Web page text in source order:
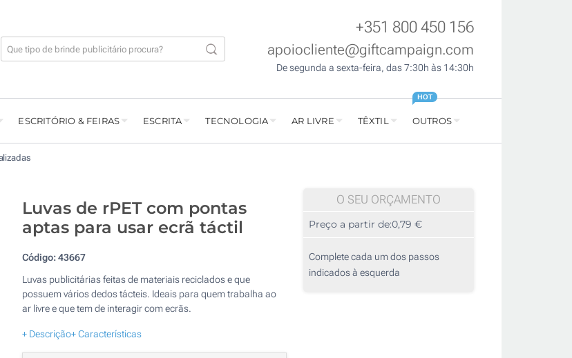
+351 800 450 156
apoiocliente@giftcampaign.com
De segunda a sexta-feira, das 7:30h às 14:30h
ESCRITÓRIO & FEIRAS ESCRITA TECNOLOGIA AR LIVRE TÊXTIL OUTROS
HOT
Luvas de rPET com pontas
aptas para usar ecrã táctil
Código:43667
Luvas publicitárias feitas de materiais reciclados e que
possuem vários dedos tácteis. Ideais para quem trabalha ao
ar livre e que tem de interagir com ecrãs.
+ Descrição+ Características
O SEU ORÇAMENTO
Preço a partir de:0,79 €
Complete cada um dos passos
indicados à esquerda